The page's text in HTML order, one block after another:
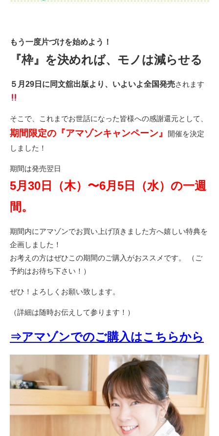
もう一度片づけを始めよう！
『枠』を決めれば、モノは減らせる
５月29日に同文舘出版より、いよいよ全国発売されます
そこで、これまでお世話になった皆様への感謝還元として、
期間限定の『アマゾンキャンペーン』
開催を決定
しました！
期間は発売翌日
5月30日（木）〜6月5日（水） の一週
間。
期間内にアマゾンでお買い上げ頂きました方へ嬉しい特典を
企画しました！
お考えの方はぜひこの期間のご購入がおススメです。 （ご
予約はお待ち下さい！）
ぜひ！よろしくお願い致します。
（詳細は随時お伝えして参ります！）
⇒アマゾンでのご購入はこちらから